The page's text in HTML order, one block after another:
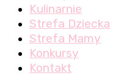
Kulinarnie
Strefa Dziecka
Strefa Mamy
Konkursy
Kontakt